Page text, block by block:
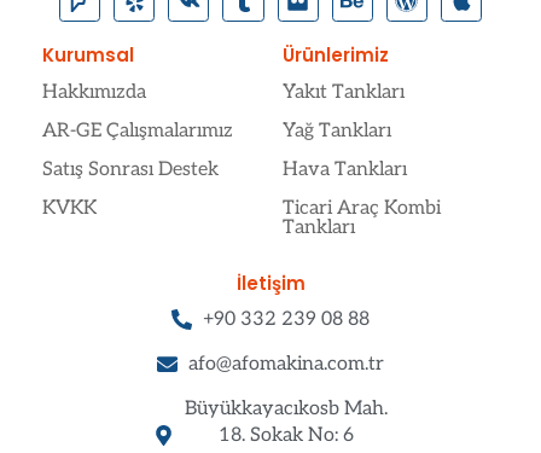
Kurumsal
Hakkımızda
AR-GE Çalışmalarımız
Satış Sonrası Destek
KVKK
Ürünlerimiz
Yakıt Tankları
Yağ Tankları
Hava Tankları
Ticari Araç Kombi
Tankları
İletişim
+90 332 239 08 88
afo@afomakina.com.tr
Büyükkayacıkosb Mah.
18. Sokak No: 6